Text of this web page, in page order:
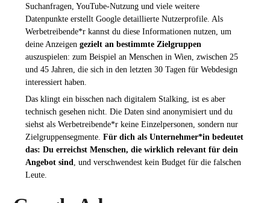
Suchanfragen, YouTube-Nutzung und viele weitere
Datenpunkte erstellt Google detaillierte Nutzerprofile. Als
Werbetreibende*r kannst du diese Informationen nutzen, um
deine Anzeigen gezielt an bestimmte Zielgruppen
auszuspielen: zum Beispiel an Menschen in Wien, zwischen 25
und 45 Jahren, die sich in den letzten 30 Tagen für Webdesign
interessiert haben.
Das klingt ein bisschen nach digitalem Stalking, ist es aber
technisch gesehen nicht. Die Daten sind anonymisiert und du
siehst als Werbetreibende*r keine Einzelpersonen, sondern nur
Zielgruppensegmente. Für dich als Unternehmer*in bedeutet
das: Du erreichst Menschen, die wirklich relevant für dein
Angebot sind , und verschwendest kein Budget für die falschen
Leute.